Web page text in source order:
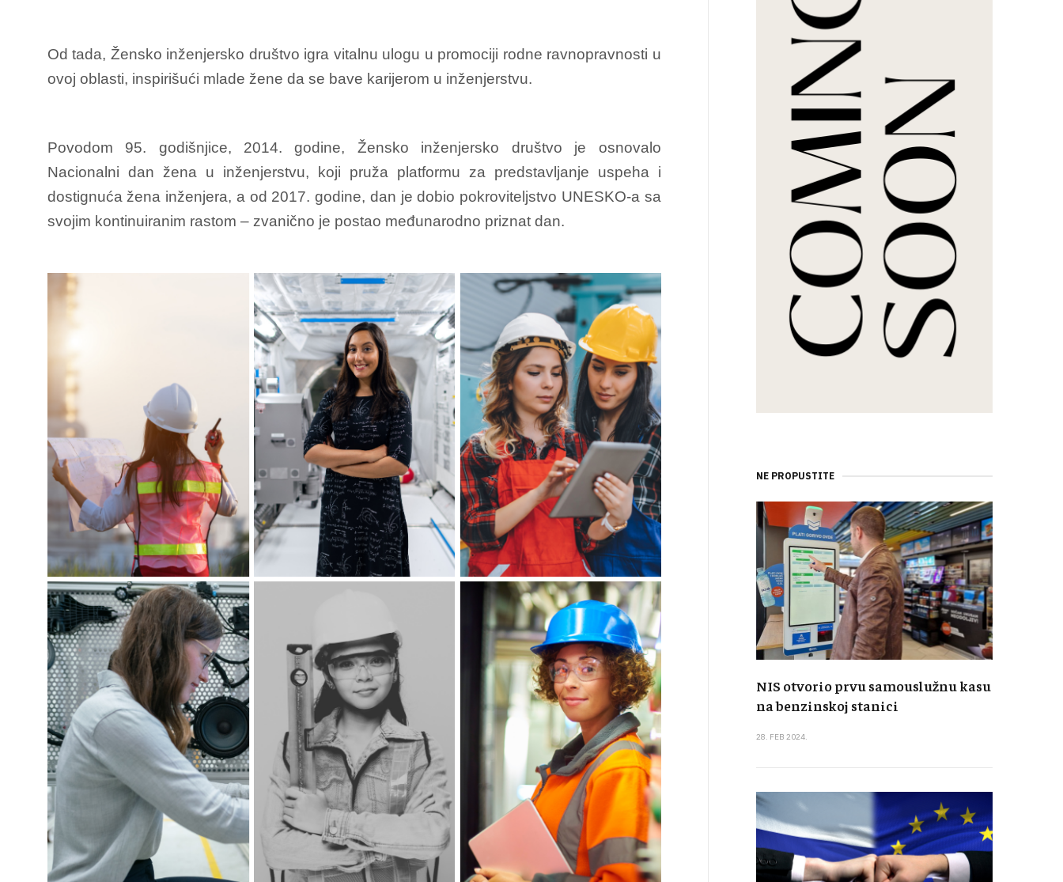
Od tada, Žensko inženjersko društvo igra vitalnu ulogu u promociji rodne ravnopravnosti u
ovoj oblasti, inspirišući mlade žene da se bave karijerom u inženjerstvu.
Povodom 95. godišnjice, 2014. godine, Žensko inženjersko društvo je osnovalo
Nacionalni dan žena u inženjerstvu, koji pruža platformu za predstavljanje uspeha i
dostignuća žena inženjera, a od 2017. godine, dan je dobio pokroviteljstvo UNESKO-a sa
svojim kontinuiranim rastom – zvanično je postao međunarodno priznat dan.
NE PROPUSTITE
NIS otvorio prvu samouslužnu kasu
na benzinskoj stanici
28. FEB 2024.